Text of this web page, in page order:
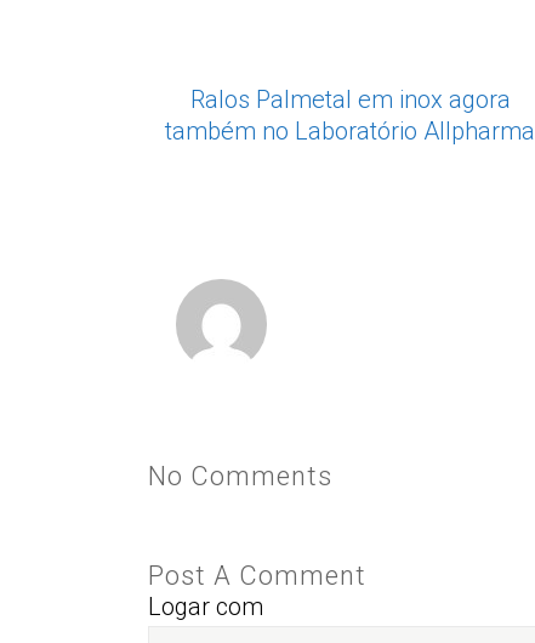
Ralos Palmetal em inox agora
também no Laboratório Allpharma
No Comments
Post A Comment
Logar com